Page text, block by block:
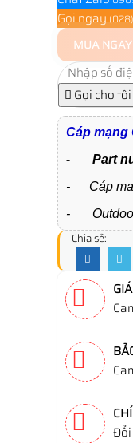
Gọi ngay
MUA NGAY
Gọi cho tôi
Cáp mạng
- Part
- Cáp
- Outdoor
Chia sẻ:
Đổi